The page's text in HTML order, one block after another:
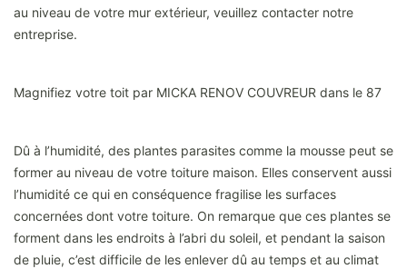
au niveau de votre mur extérieur, veuillez contacter notre
entreprise.
Magnifiez votre toit par MICKA RENOV COUVREUR dans le 87
Dû à l’humidité, des plantes parasites comme la mousse peut se
former au niveau de votre toiture maison. Elles conservent aussi
l’humidité ce qui en conséquence fragilise les surfaces
concernées dont votre toiture. On remarque que ces plantes se
forment dans les endroits à l’abri du soleil, et pendant la saison
de pluie, c’est difficile de les enlever dû au temps et au climat